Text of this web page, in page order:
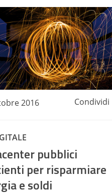
2016 Condividi
pubblici
per risparmiare
e soldi